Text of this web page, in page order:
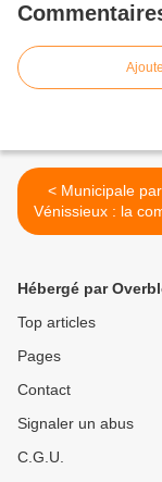
< Municipale partielle à
Vénissieux : la
Michèle Picard
Hébergé par
Top articles
Pages
Contact
Signaler un abus
C.G.U.